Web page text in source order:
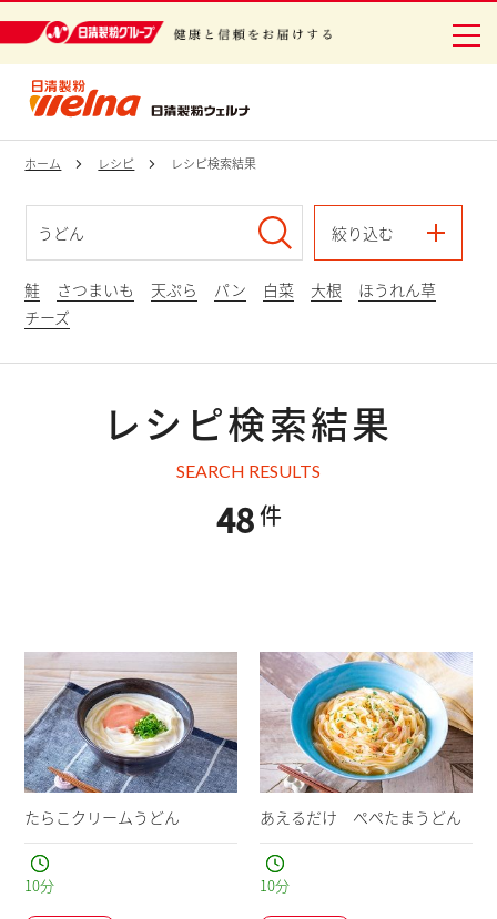
ホーム レシピ レシピ検索結果
絞り込む
鮭 さつまいも 天ぷら パン 白菜 大根
ほうれん草
チーズ
レシピ検索結果
SEARCH RESULTS
48件
たらこクリームうどん
10分
あえるだけ ぺぺたまうどん
10分